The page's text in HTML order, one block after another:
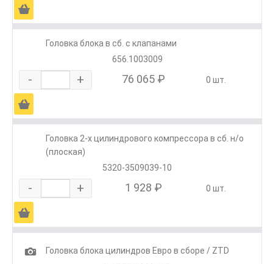
Ä
Головка блока в сб. с клапанами
656.1003009
- + 76 065 ₽ 0 шт.
Ä
Головка 2-х цилиндрового компрессора в сб. н/о
(плоская)
5320-3509039-10
- + 1 928 ₽ 0 шт.
Ä
1
Головка блока цилиндров Евро в сборе / ZTD